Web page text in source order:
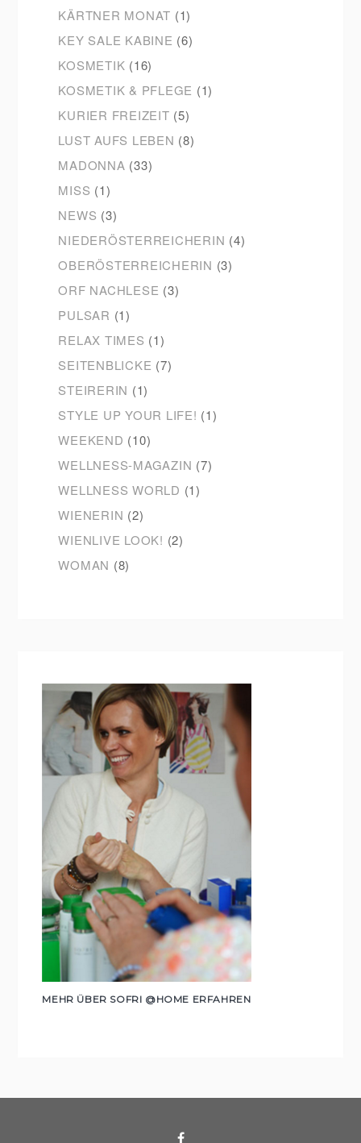
KÄRTNER MONAT (1)
KEY SALE KABINE (6)
KOSMETIK (16)
KOSMETIK & PFLEGE (1)
KURIER FREIZEIT (5)
LUST AUFS LEBEN (8)
MADONNA (33)
MISS (1)
NEWS (3)
NIEDERÖSTERREICHERIN (4)
OBERÖSTERREICHERIN (3)
ORF NACHLESE (3)
PULSAR (1)
RELAX TIMES (1)
SEITENBLICKE (7)
STEIRERIN (1)
STYLE UP YOUR LIFE! (1)
WEEKEND (10)
WELLNESS-MAGAZIN (7)
WELLNESS WORLD (1)
WIENERIN (2)
WIENLIVE LOOK! (2)
WOMAN (8)
MEHR ÜBER SOFRI @HOME ERFAHREN